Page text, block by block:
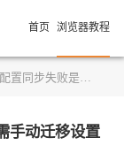
首页 浏览器教程
否需手动迁移设置文件
手动迁移设置